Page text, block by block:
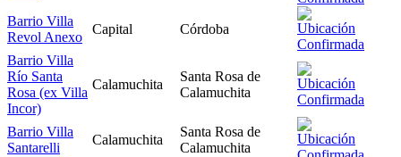
Barrio Villa
Revol Anexo
Capital Córdoba
Barrio Villa
Río Santa
Rosa (ex Villa
Incor)
Calamuchita
Santa Rosa de
Calamuchita
Barrio Villa
Santarelli
Calamuchita
Santa Rosa de
Calamuchita